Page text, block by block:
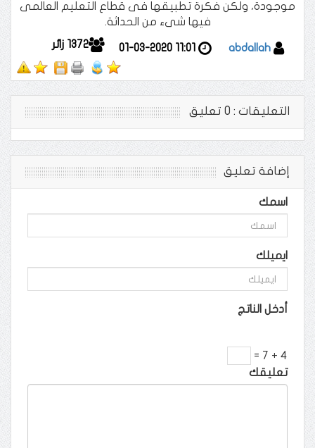
موجودة، ولكن فكرة تطبيقها فى قطاع التعليم العالمى
فيها شىء من الحداثة.
1372 زائر 01-03-2020 11:01 abdallah
التعليقات : 0 تعليق
إضافة تعليق
اسمك
ايميلك
أدخل الناتج
4 + 7 =
تعليقك